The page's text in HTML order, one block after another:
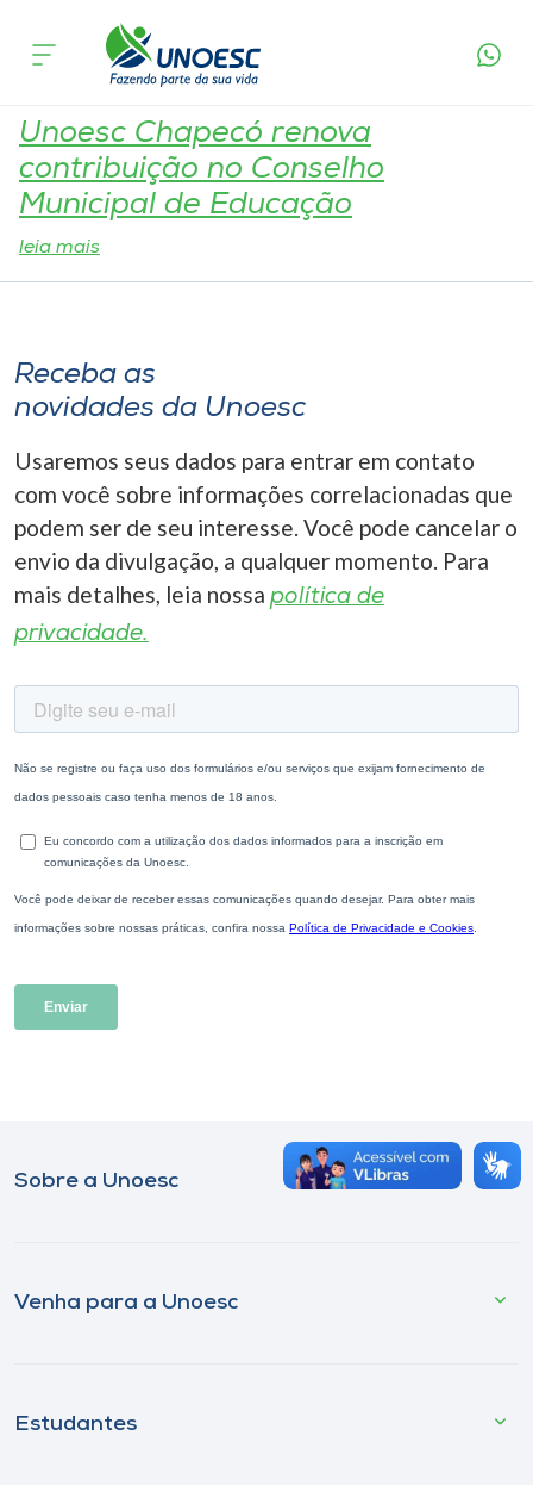
Cursos
Onde estamos
Pesquisa
A
Unoesc
Internacionalização
I.nova
Cultura
CPA
Biblioteca
Editora
Rádio
Store
Selecione
o idioma
A+
Tag: Diretor de Ensino
Unoesc Chapecó renova
contribuição no Conselho
Municipal de Educação
leia mais
Receba as
novidades da Unoesc
Usaremos seus dados para entrar em contato
com você sobre informações correlacionadas que
podem ser de seu interesse. Você pode cancelar o
envio da divulgação, a qualquer momento. Para
mais detalhes, leia nossa política de
privacidade.
Sobre a Unoesc
Venha para a Unoesc
Estudantes